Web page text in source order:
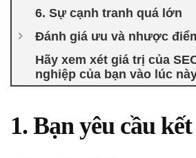
6. Sự cạnh tranh quá lớn
Đánh giá ưu và nhược
Hãy xem xét giá trị của
nghiệp của bạn vào lúc
1. Bạn yêu cầu